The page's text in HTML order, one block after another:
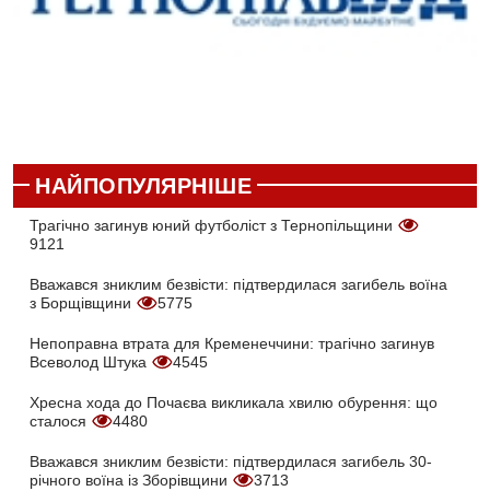
НАЙПОПУЛЯРНІШЕ
Трагічно загинув юний футболіст з Тернопільщини
9121
Вважався зниклим безвісти: підтвердилася загибель воїна
з Борщівщини
5775
Непоправна втрата для Кременеччини: трагічно загинув
Всеволод Штука
4545
Хресна хода до Почаєва викликала хвилю обурення: що
сталося
4480
Вважався зниклим безвісти: підтвердилася загибель 30-
річного воїна із Зборівщини
3713